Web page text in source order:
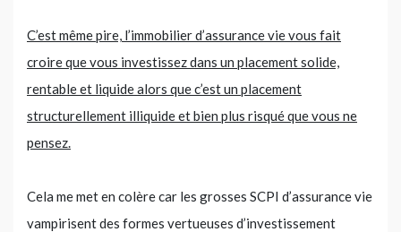
C’est même pire, l’immobilier d’assurance vie vous fait
croire que vous investissez dans un placement solide,
rentable et liquide alors que c’est un placement
structurellement illiquide et bien plus risqué que vous ne
pensez.
Cela me met en colère car les grosses SCPI d’assurance vie
vampirisent des formes vertueuses d’investissement